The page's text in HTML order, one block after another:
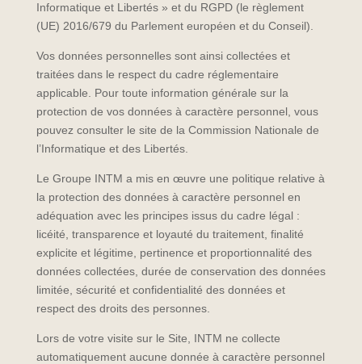
Informatique et Libertés » et du RGPD (le règlement
(UE) 2016/679 du Parlement européen et du Conseil).
Vos données personnelles sont ainsi collectées et
traitées dans le respect du cadre réglementaire
applicable. Pour toute information générale sur la
protection de vos données à caractère personnel, vous
pouvez consulter le site de la Commission Nationale de
l’Informatique et des Libertés.
Le Groupe INTM a mis en œuvre une politique relative à
la protection des données à caractère personnel en
adéquation avec les principes issus du cadre légal :
licéité, transparence et loyauté du traitement, finalité
explicite et légitime, pertinence et proportionnalité des
données collectées, durée de conservation des données
limitée, sécurité et confidentialité des données et
respect des droits des personnes.
Lors de votre visite sur le Site, INTM ne collecte
automatiquement aucune donnée à caractère personnel